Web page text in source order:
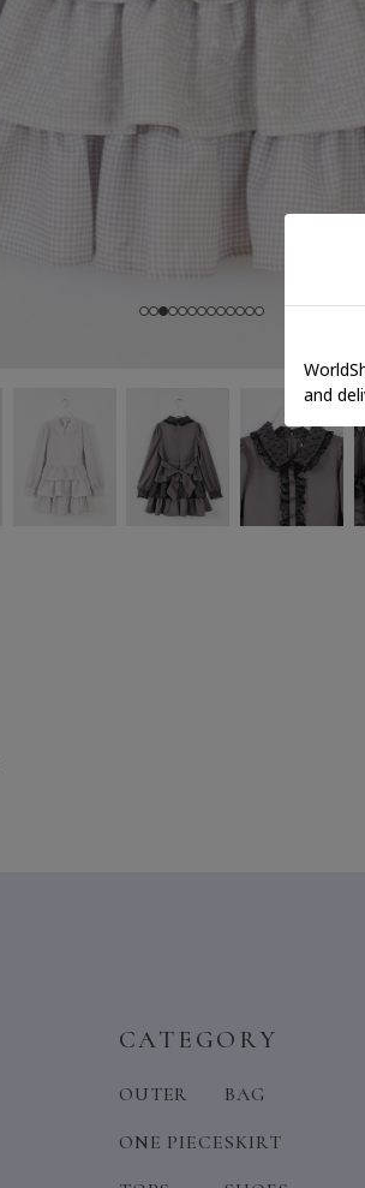
CATEGORY
OUTER
ONE PIECE
BAG
SKIRT